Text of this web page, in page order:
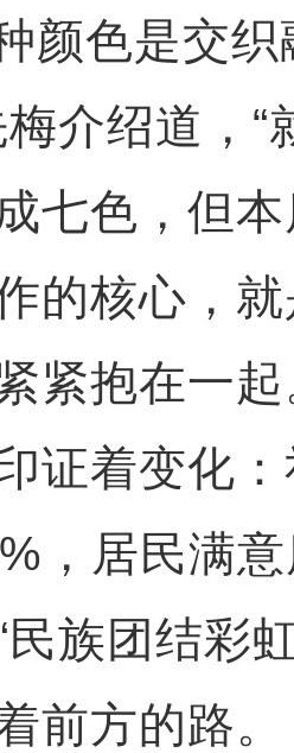
色是交织
梅介绍道，
七色，但
的核心，
紧抱在一起
着变化：
，居民满
民族团结彩
前方的路